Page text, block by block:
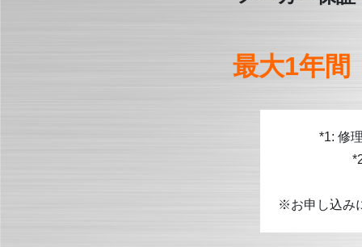
最大1年間
*1: 修
※お申し込み